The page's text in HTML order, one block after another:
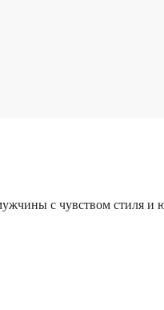
с чувством стиля и